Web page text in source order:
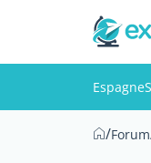
Espagne
/Forum